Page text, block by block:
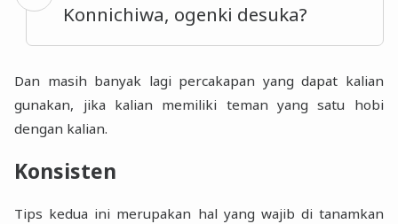
Konnichiwa, ogenki desuka?
Dan masih banyak lagi percakapan yang dapat kalian
gunakan, jika kalian memiliki teman yang satu hobi
dengan kalian.
Konsisten
Tips kedua ini merupakan hal yang wajib di tanamkan